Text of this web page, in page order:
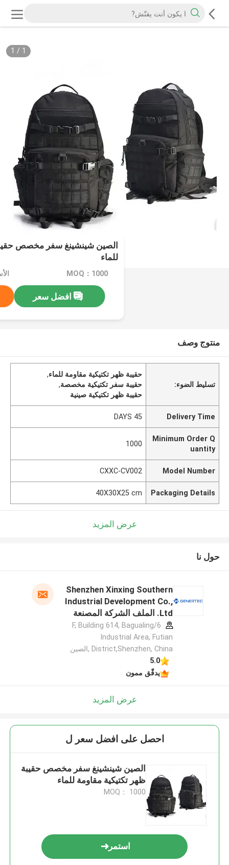
1
/
1
الصين شينشينغ سفر مخصص
للماء
MOQ：1000
افضل سعر
منتوج وصف
تسليط الضوء:
حقيبة ظهر تكتيكية مقاومة للماء,
حقيبة سفر تكتيكية مخصصة,
حقيبة ظهر تكتيكية صينية
Delivery Time
45 DAYS
Minimum Order Q
uantity
1000
Model Number
CXXC-CV002
Packaging Details
40X30X25 cm
عرض المزيد
حول نا
Shenzhen Xinxing Southern
Industrial Development Co.,
Ltd. الملف الشركة المصنعة
6/F, Building 614, Bagualing
Industrial Area, Futian
District,Shenzhen, China ,الصين
5.0
يدقّق ممون
عرض المزيد
احصل على افضل سعر ل
الصين شينشينغ سفر مخصص حقيبة
ظهر تكتيكية مقاومة للماء
MOQ： 1000
استمر